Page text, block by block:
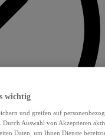
wichtig
und greifen auf
Durch Auswahl von Akzeptieren
Daten, um Ihnen Dienste